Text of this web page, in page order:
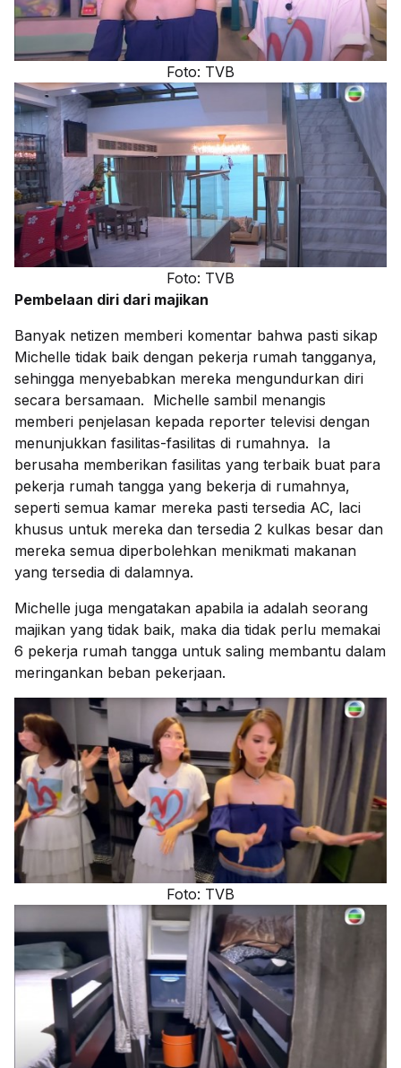
Foto: TVB
Foto: TVB
Pembelaan diri dari majikan
Banyak netizen memberi komentar bahwa pasti sikap
Michelle tidak baik dengan pekerja rumah tangganya,
sehingga menyebabkan mereka mengundurkan diri
secara bersamaan. Michelle sambil menangis
memberi penjelasan kepada reporter televisi dengan
menunjukkan fasilitas-fasilitas di rumahnya. Ia
berusaha memberikan fasilitas yang terbaik buat para
pekerja rumah tangga yang bekerja di rumahnya,
seperti semua kamar mereka pasti tersedia AC, laci
khusus untuk mereka dan tersedia 2 kulkas besar dan
mereka semua diperbolehkan menikmati makanan
yang tersedia di dalamnya.
Michelle juga mengatakan apabila ia adalah seorang
majikan yang tidak baik, maka dia tidak perlu memakai
6 pekerja rumah tangga untuk saling membantu dalam
meringankan beban pekerjaan.
Foto: TVB